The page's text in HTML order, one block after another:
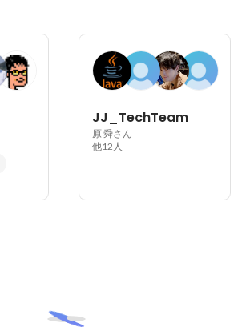
JJ_TechTeam
原 舜さん
他12人